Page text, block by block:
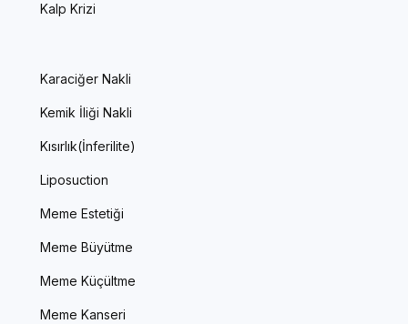
Kalp Krizi
Karaciğer Nakli
Kemik İliği Nakli
Kısırlık(İnferilite)
Liposuction
Meme Estetiği
Meme Büyütme
Meme Küçültme
Meme Kanseri